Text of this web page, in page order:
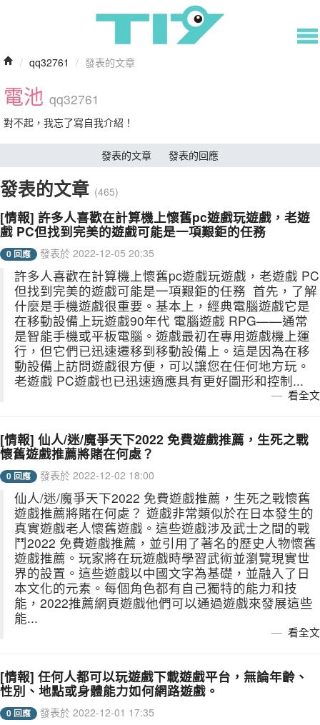
/ qq32761 / 發表的文章
電池 qq32761
對不起，我忘了寫自我介紹！
發表的文章 發表的回應
發表的文章 (465)
[情報] 許多人喜歡在計算機上懷舊pc遊戲玩遊戲，老遊
戲 PC但找到完美的遊戲可能是一項艱鉅的任務
0 回應 發表於 2022-12-05 20:35
許多人喜歡在計算機上懷舊pc遊戲玩遊戲，老遊戲 PC
但找到完美的遊戲可能是一項艱鉅的任務 首先，了解
什麼是手機遊戲很重要。基本上，經典電腦遊戲它是
在移動設備上玩遊戲90年代 電腦遊戲 RPG——通常
是智能手機或平板電腦。遊戲最初在專用遊戲機上運
行，​​但它們已迅速遷移到移動設備上。這是因為在移
動設備上訪問遊戲很方便，可以讓您在任何地方玩。
老遊戲 PC遊戲也已迅速適應具有更好圖形和控制...
看全文
[情報] 仙人/迷/魔爭天下2022 免費遊戲推薦，生死之戰
懷舊遊戲推薦將賭在何處？
0 回應 發表於 2022-12-02 18:00
仙人/迷/魔爭天下2022 免費遊戲推薦，生死之戰懷舊
遊戲推薦將賭在何處？ 遊戲非常類似於在日本發生的
真實遊戲老人懷舊遊戲。這些遊戲涉及武士之間的戰
鬥2022 免費遊戲推薦，並引用了著名的歷史人物懷舊
遊戲推薦。玩家將在玩遊戲時學習武術並瀏覽現實世
界的設置。這些遊戲以中國文字為基礎，並融入了日
本文化的元素。每個角色都有自己獨特的能力和技
能，2022推薦網頁遊戲他們可以通過遊戲來發展這些
能...
看全文
[情報] 任何人都可以玩遊戲下載遊戲平台，無論年齡、
性別、地點或身體能力如何網路遊戲。
0 回應 發表於 2022-12-01 17:35